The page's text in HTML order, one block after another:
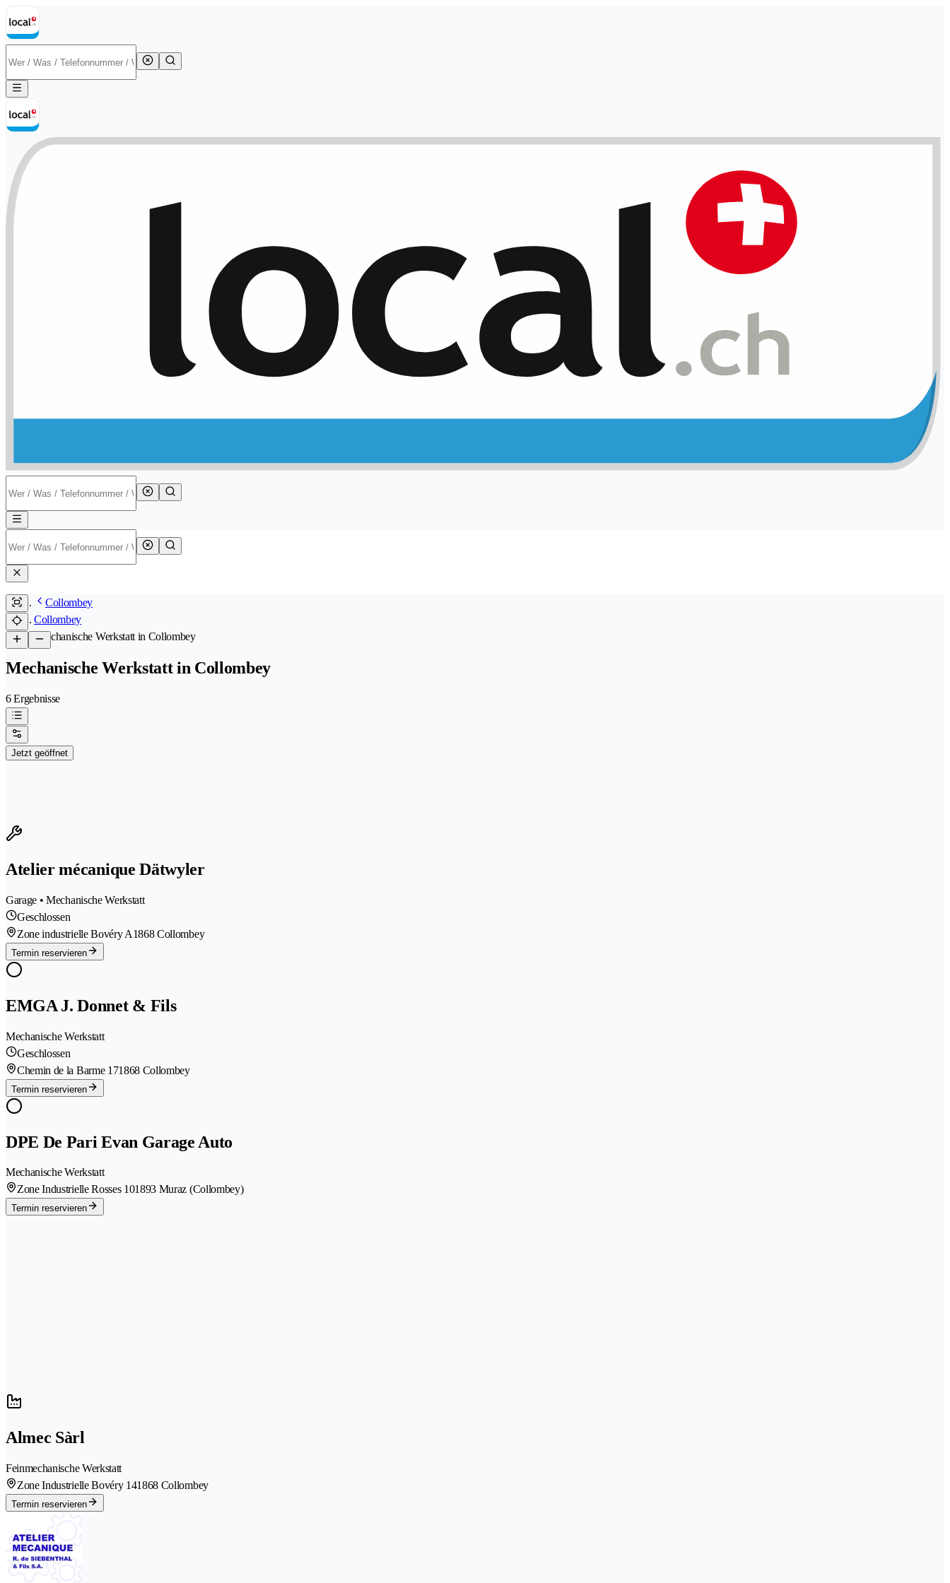
Collombey
Collombey
/Mechanische Werkstatt in Collombey
Mechanische Werkstatt in Collombey
6 Ergebnisse
Jetzt geöffnet
Atelier mécanique Dätwyler
Garage • Mechanische Werkstatt
Geschlossen
Zone industrielle Bovéry A1868 Collombey
Termin reservieren
EMGA J. Donnet & Fils
Mechanische Werkstatt
Geschlossen
Chemin de la Barme 171868 Collombey
Termin reservieren
DPE De Pari Evan Garage Auto
Mechanische Werkstatt
Zone Industrielle Rosses 101893 Muraz (Collombey)
Termin reservieren
Almec Sàrl
Feinmechanische Werkstatt
Zone Industrielle Bovéry 141868 Collombey
Termin reservieren